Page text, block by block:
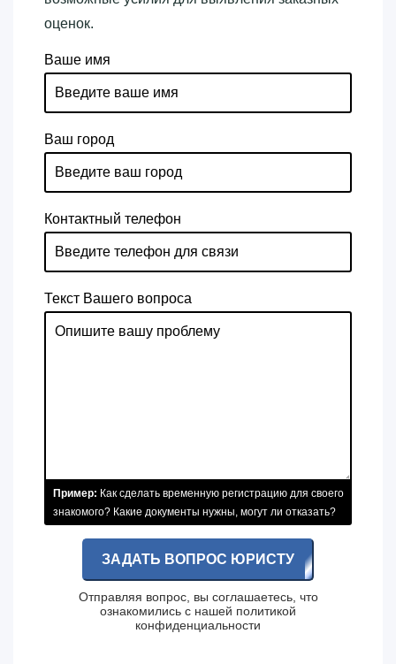
оценок.
Ваше имя
Ваш город
Контактный телефон
Текст Вашего вопроса
Пример: Как сделать временную регистрацию для своего
знакомого? Какие документы нужны, могут ли отказать?
ЗАДАТЬ ВОПРОС ЮРИСТУ
Отправляя вопрос, вы соглашаетесь, что
ознакомились с нашей политикой
конфиденциальности